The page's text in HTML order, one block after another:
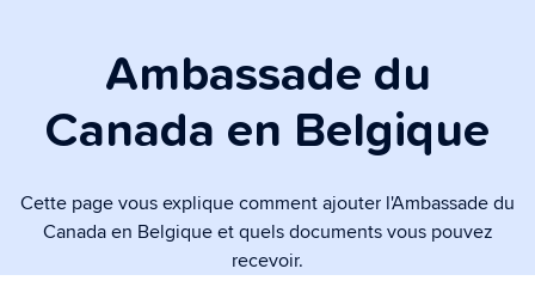
Ambassade du
Canada en Belgique
Cette page vous explique comment ajouter l'Ambassade du
Canada en Belgique et quels documents vous pouvez
recevoir.